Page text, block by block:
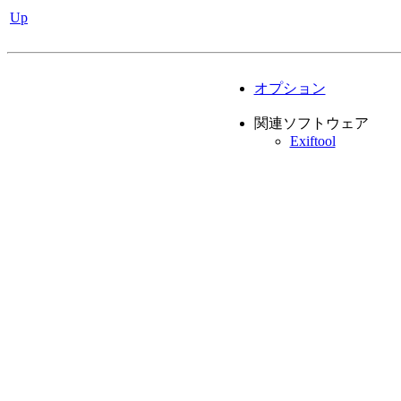
Up
オプション
関連ソフトウェア
Exiftool